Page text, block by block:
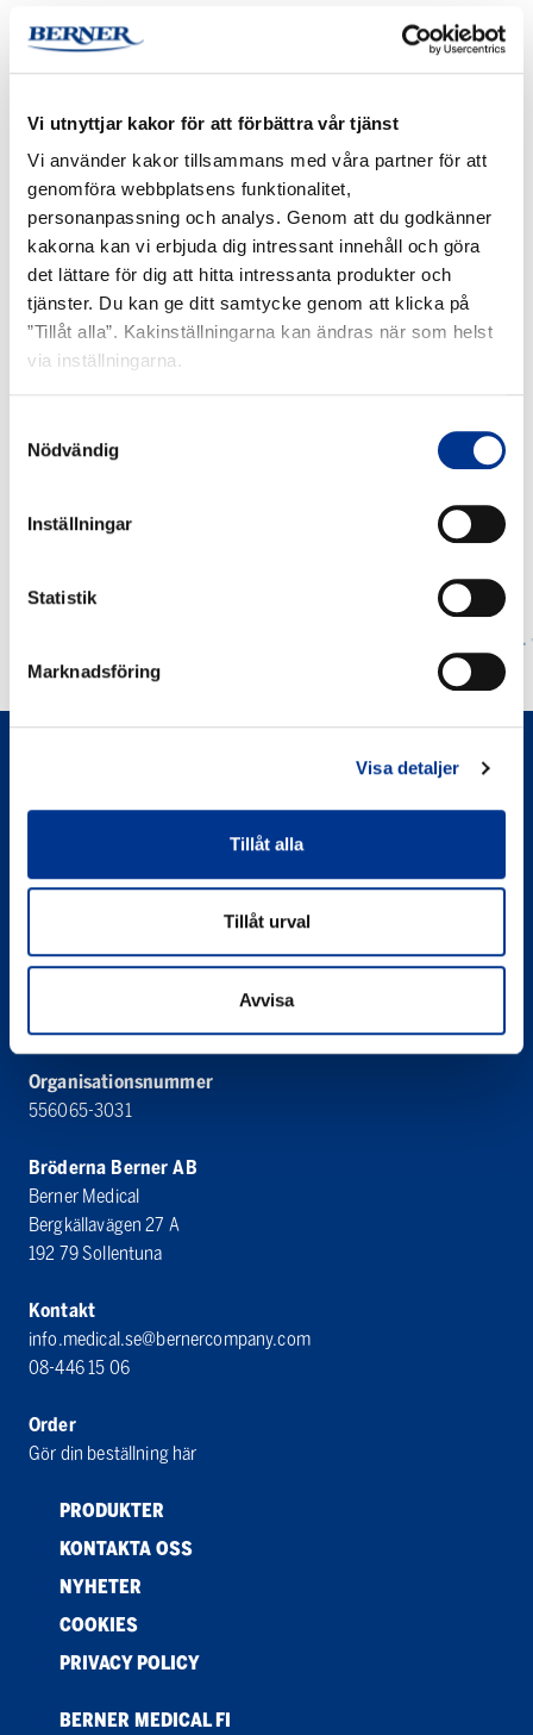
Vi utnyttjar kakor för att förbättra vår tjänst
Vi använder kakor tillsammans med våra partner för att
genomföra webbplatsens funktionalitet,
personanpassning och analys. Genom att du godkänner
kakorna kan vi erbjuda dig intressant innehåll och göra
det lättare för dig att hitta intressanta produkter och
tjänster. Du kan ge ditt samtycke genom att klicka på
”Tillåt alla”. Kakinställningarna kan ändras när som helst
via inställningarna.
Nödvändig
Inställningar
Statistik
Marknadsföring
Visa detaljer
Tillåt alla
Tillåt urval
Avvisa
LADDA NER PRODUKTINFORMATION
RELATERADE PRODUKTER
Post
påse
dels
tömbar
påse
Berner Medical
Organisationsnummer
556065-3031
Bröderna Berner AB
Berner Medical
Bergkällavägen 27 A
192 79 Sollentuna
Kontakt
info.medical.se@bernercompany.com
08-446 15 06
Order
Gör din beställning här
PRODUKTER
KONTAKTA OSS
NYHETER
COOKIES
PRIVACY POLICY
BERNER MEDICAL FI